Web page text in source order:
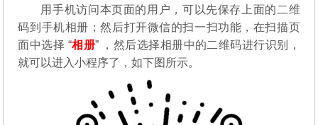
用手机访问本页面的用户，可以先保存上面的二维
码到手机相册；然后打开微信的扫一扫功能，在扫描页
面中选择 “相册” ，然后选择相册中的二维码进行识别，
就可以进入小程序了，如下图所示。